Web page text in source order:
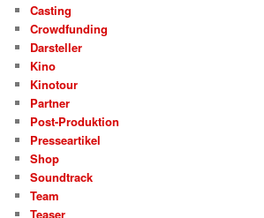
Casting
Crowdfunding
Darsteller
Kino
Kinotour
Partner
Post-Produktion
Presseartikel
Shop
Soundtrack
Team
Teaser